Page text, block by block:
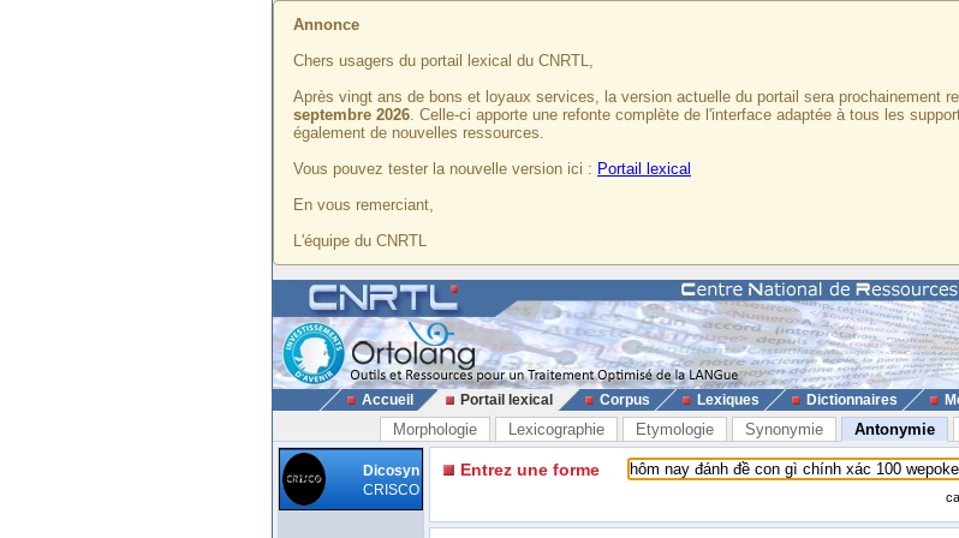
Annonce
Chers usagers du portail lexical du CNRTL,
Après vingt ans de bons et loyaux services, la version actuelle du portail sera prochainement
septembre 2026. Celle-ci apporte une refonte complète de l'interface adaptée à tous les
également de nouvelles ressources.
Vous pouvez tester la nouvelle version ici : Portail lexical
En vous remerciant,
L'équipe du CNRTL
Accueil Portail lexical Corpus Lexiques Dictionnaires
Morphologie Lexicographie Etymologie Synonymie Antonymie
Dicosyn
CRISCO
Entrez une forme